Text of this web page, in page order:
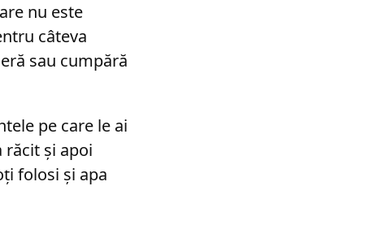
nu este
câteva
sau cumpără
pe care le ai
răcit și apoi
folosi și apa